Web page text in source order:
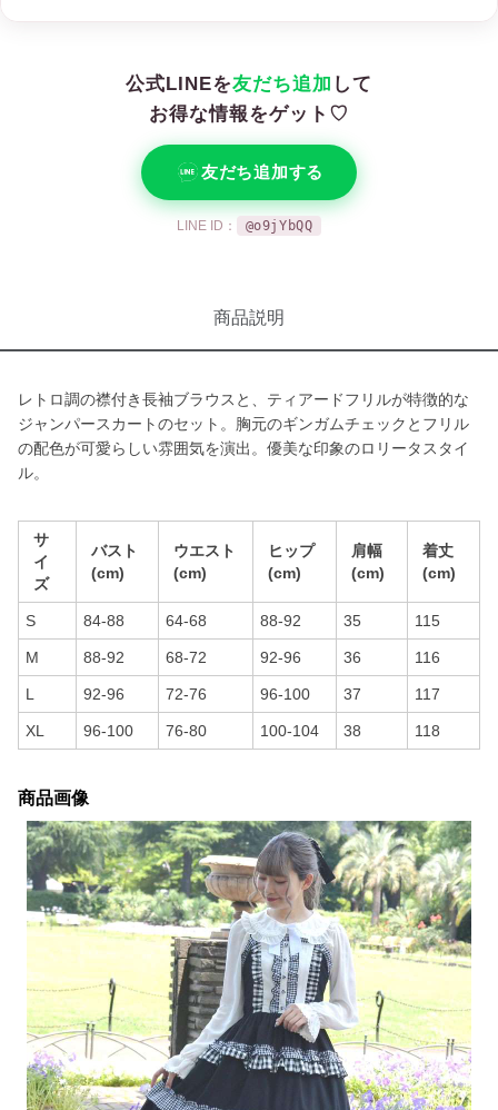
公式LINEを友だち追加 して
お得な情報をゲット♡
友だち追加する
LINE ID： @o9jYbQQ
商品説明
レトロ調の襟付き長袖ブラウスと、ティアードフリルが特徴的な
ジャンパースカートのセット。胸元のギンガムチェックとフリル
の配色が可愛らしい雰囲気を演出。優美な印象のロリータスタイ
ル。
サ
イ
ズ
バスト
(cm)
ウエスト
(cm)
ヒップ
(cm)
肩幅
(cm)
着丈
(cm)
S 84-88 64-68 88-92 35 115
M 88-92 68-72 92-96 36 116
L 92-96 72-76 96-100 37 117
XL 96-100 76-80 100-104 38 118
商品画像